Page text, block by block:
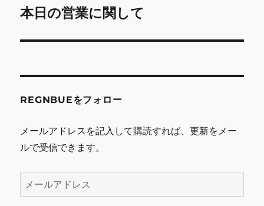
ゲ
ー
次
投
本日の営業に関して
REGNBUEをフォロー
メールアドレスを記入して購読すれば、更新をメー
ルで受信できます。
ー